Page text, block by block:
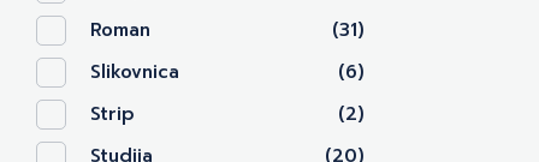
Roman
(31)
Slikovnica
(6)
Strip
(2)
Studija
(20)